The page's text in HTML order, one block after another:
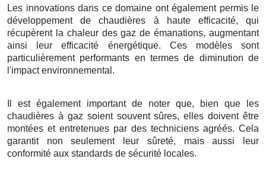
Les innovations dans ce domaine ont également permis le
développement de chaudières à haute efficacité, qui
récupèrent la chaleur des gaz de émanations, augmentant
ainsi leur efficacité énergétique. Ces modèles sont
particulièrement performants en termes de diminution de
l'impact environnemental.
Il est également important de noter que, bien que les
chaudières à gaz soient souvent sûres, elles doivent être
montées et entretenues par des techniciens agréés. Cela
garantit non seulement leur sûreté, mais aussi leur
conformité aux standards de sécurité locales.